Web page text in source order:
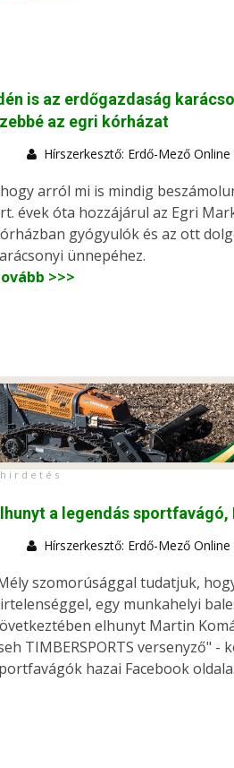
is az erdőgazdaság
az egri kórházat
Hírszerkesztő: Erdő-Mező Online
arról mi is mindig
évek óta hozzájárul az Egri
gyógyulók és az ott
ünnepéhez.
>>>
h i r d e t é s
a legendás
Hírszerkesztő: Erdő-Mező Online
szomorúsággal tudatjuk,
egy munkahelyi
elhunyt Martin
TIMBERSPORTS versenyző" -
hazai Facebook oldala.